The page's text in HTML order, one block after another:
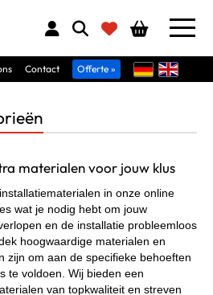
Contact Offerte »
materialen voor jouw klus
in onze online
wat je nodig hebt om jouw
en de installatie probleemloos
hoogwaardige materialen en
zijn om aan de specifieke behoeften
te voldoen. Wij bieden een
van topkwaliteit en streven